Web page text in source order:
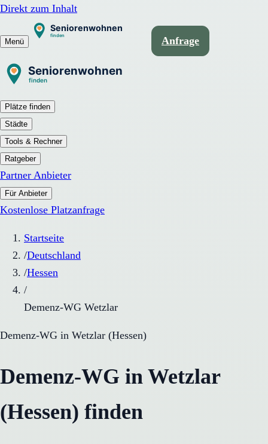
Direkt zum Inhalt
Menü Anfrage
Plätze finden
Städte
Tools & Rechner
Ratgeber
Partner Anbieter
Für Anbieter
Kostenlose Platzanfrage
Startseite
/Deutschland
/Hessen
/
Demenz-WG Wetzlar
Demenz-WG in Wetzlar (Hessen)
Demenz-WG in Wetzlar
(Hessen) finden